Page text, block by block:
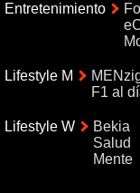
Entretenimiento
Lifestyle M
F1 al
Lifestyle W Bekia
Salud
Mente